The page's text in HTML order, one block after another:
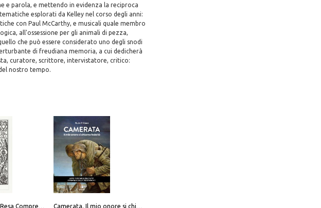
e parola, e mettendo in evidenza la reciproca
esplorati da Kelley nel corso degli anni:
con Paul McCarthy, e musicali quale membro
all'ossessione per gli animali di pezza,
che può essere considerato uno degli snodi
di freudiana memoria, a cui dedicherà
curatore, scrittore, intervistatore, critico:
nostro tempo.